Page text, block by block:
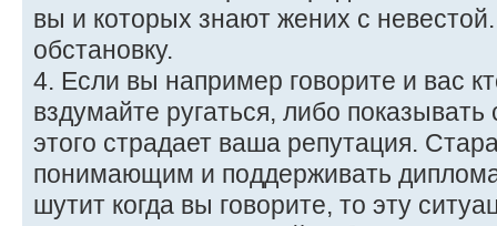
вы и которых знают жених с
обстановку.
4. Если вы например говорите и вас
вздумайте ругаться, либо
этого страдает ваша репутация.
понимающим и поддерживать
шутит когда вы говорите, то эту